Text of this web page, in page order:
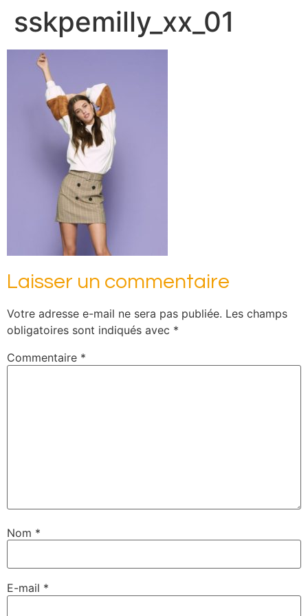
sskpemilly_xx_01
Laisser un commentaire
Votre adresse e-mail ne sera pas publiée. Les champs
obligatoires sont indiqués avec *
Commentaire *
Nom *
E-mail *